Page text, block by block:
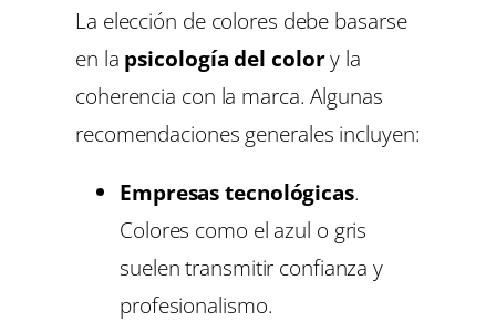
La elección de colores debe basarse
en la psicología del colory la
coherencia con la marca. Algunas
recomendaciones generales incluyen:
Empresas tecnológicas.
Colores como el azul o gris
suelen transmitir confianza y
profesionalismo.